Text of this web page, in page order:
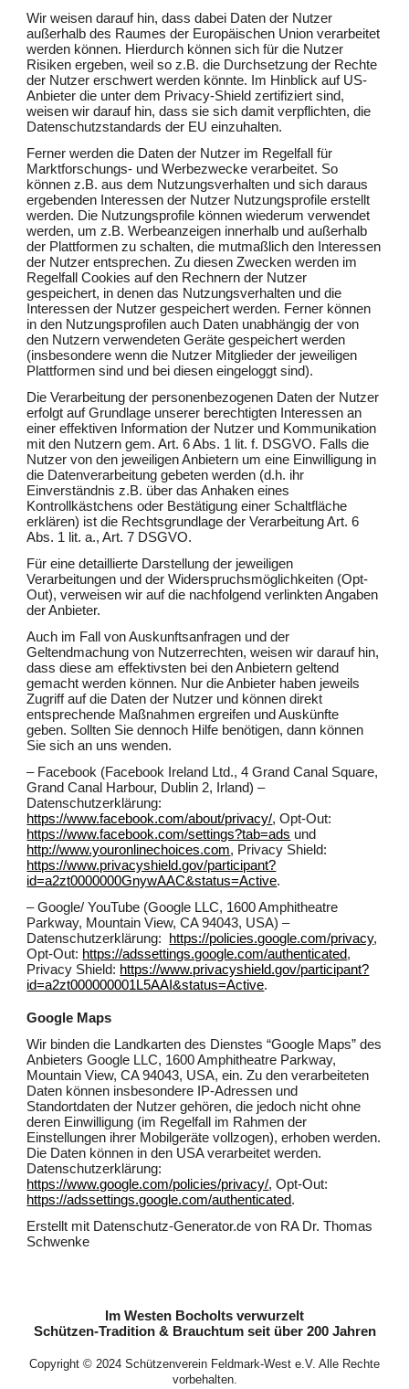
Wir weisen darauf hin, dass dabei Daten der Nutzer
außerhalb des Raumes der Europäischen Union verarbeitet
werden können. Hierdurch können sich für die Nutzer
Risiken ergeben, weil so z.B. die Durchsetzung der Rechte
der Nutzer erschwert werden könnte. Im Hinblick auf US-
Anbieter die unter dem Privacy-Shield zertifiziert sind,
weisen wir darauf hin, dass sie sich damit verpflichten, die
Datenschutzstandards der EU einzuhalten.
Ferner werden die Daten der Nutzer im Regelfall für
Marktforschungs- und Werbezwecke verarbeitet. So
können z.B. aus dem Nutzungsverhalten und sich daraus
ergebenden Interessen der Nutzer Nutzungsprofile erstellt
werden. Die Nutzungsprofile können wiederum verwendet
werden, um z.B. Werbeanzeigen innerhalb und außerhalb
der Plattformen zu schalten, die mutmaßlich den Interessen
der Nutzer entsprechen. Zu diesen Zwecken werden im
Regelfall Cookies auf den Rechnern der Nutzer
gespeichert, in denen das Nutzungsverhalten und die
Interessen der Nutzer gespeichert werden. Ferner können
in den Nutzungsprofilen auch Daten unabhängig der von
den Nutzern verwendeten Geräte gespeichert werden
(insbesondere wenn die Nutzer Mitglieder der jeweiligen
Plattformen sind und bei diesen eingeloggt sind).
Die Verarbeitung der personenbezogenen Daten der Nutzer
erfolgt auf Grundlage unserer berechtigten Interessen an
einer effektiven Information der Nutzer und Kommunikation
mit den Nutzern gem. Art. 6 Abs. 1 lit. f. DSGVO. Falls die
Nutzer von den jeweiligen Anbietern um eine Einwilligung in
die Datenverarbeitung gebeten werden (d.h. ihr
Einverständnis z.B. über das Anhaken eines
Kontrollkästchens oder Bestätigung einer Schaltfläche
erklären) ist die Rechtsgrundlage der Verarbeitung Art. 6
Abs. 1 lit. a., Art. 7 DSGVO.
Für eine detaillierte Darstellung der jeweiligen
Verarbeitungen und der Widerspruchsmöglichkeiten (Opt-
Out), verweisen wir auf die nachfolgend verlinkten Angaben
der Anbieter.
Auch im Fall von Auskunftsanfragen und der
Geltendmachung von Nutzerrechten, weisen wir darauf hin,
dass diese am effektivsten bei den Anbietern geltend
gemacht werden können. Nur die Anbieter haben jeweils
Zugriff auf die Daten der Nutzer und können direkt
entsprechende Maßnahmen ergreifen und Auskünfte
geben. Sollten Sie dennoch Hilfe benötigen, dann können
Sie sich an uns wenden.
– Facebook (Facebook Ireland Ltd., 4 Grand Canal Square,
Grand Canal Harbour, Dublin 2, Irland) –
Datenschutzerklärung:
https://www.facebook.com/about/privacy/, Opt-Out:
https://www.facebook.com/settings?tab=ads und
http://www.youronlinechoices.com, Privacy Shield:
https://www.privacyshield.gov/participant?
id=a2zt0000000GnywAAC&status=Active.
– Google/ YouTube (Google LLC, 1600 Amphitheatre
Parkway, Mountain View, CA 94043, USA) –
Datenschutzerklärung: https://policies.google.com/privacy,
Opt-Out: https://adssettings.google.com/authenticated,
Privacy Shield: https://www.privacyshield.gov/participant?
id=a2zt000000001L5AAI&status=Active.
Google Maps
Wir binden die Landkarten des Dienstes “Google Maps” des
Anbieters Google LLC, 1600 Amphitheatre Parkway,
Mountain View, CA 94043, USA, ein. Zu den verarbeiteten
Daten können insbesondere IP-Adressen und
Standortdaten der Nutzer gehören, die jedoch nicht ohne
deren Einwilligung (im Regelfall im Rahmen der
Einstellungen ihrer Mobilgeräte vollzogen), erhoben werden.
Die Daten können in den USA verarbeitet werden.
Datenschutzerklärung:
https://www.google.com/policies/privacy/, Opt-Out:
https://adssettings.google.com/authenticated.
Erstellt mit Datenschutz-Generator.de von RA Dr. Thomas
Schwenke
Im Westen Bocholts verwurzelt
Schützen-Tradition & Brauchtum seit über 200 Jahren
Copyright © 2024 Schützenverein Feldmark-West e.V. Alle Rechte
vorbehalten.